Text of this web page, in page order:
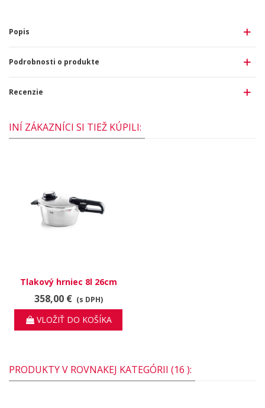
Popis
Podrobnosti o produkte
Recenzie
INÍ ZÁKAZNÍCI SI TIEŽ KÚPILI:
Tlakový hrniec 8l 26cm
Vitavit Premium
358,00 € (s DPH)
VLOŽIŤ DO KOŠÍKA
PRODUKTY V ROVNAKEJ KATEGÓRII (16 ):